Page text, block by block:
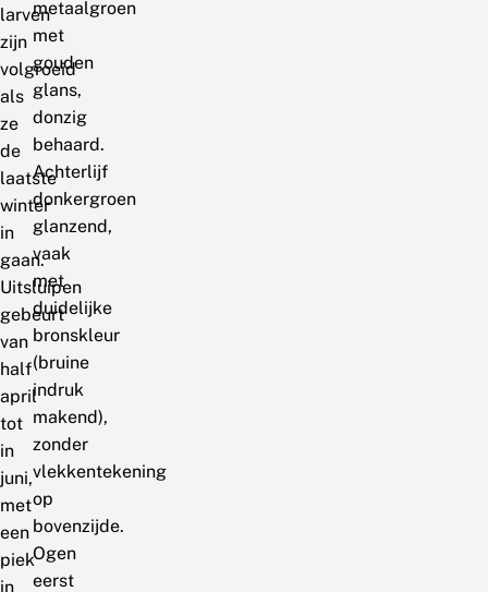
larven
zijn
volgroeid
als
ze
de
laatste
winter
in
gaan.
Uitsluipen
gebeurt
van
half
april
tot
in
juni,
met
een
piek
in
metaalgroen
met
gouden
glans,
donzig
behaard.
Achterlijf
donkergroen
glanzend,
vaak
met
duidelijke
bronskleur
(bruine
indruk
makend),
zonder
vlekkentekening
op
bovenzijde.
Ogen
eerst